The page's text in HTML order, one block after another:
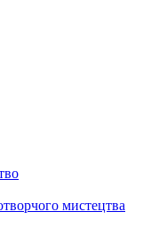
мистецтва